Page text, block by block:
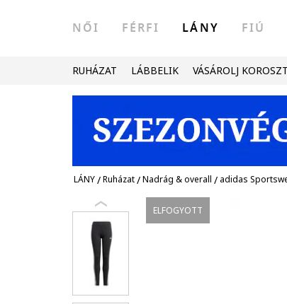
NŐI FÉRFI LÁNY FIÚ
RUHÁZAT LÁBBELIK VÁSÁROLJ
LÁNY/Ruházat/Nadrág & overall / adidas
ELFOGYOTT